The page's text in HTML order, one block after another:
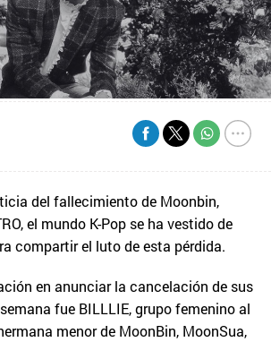
del fallecimiento de Moonbin,
el mundo K-Pop se ha vestido de
compartir el luto de esta pérdida.
en anunciar la cancelación de sus
fue BILLLIE, grupo femenino al
menor de MoonBin, MoonSua,